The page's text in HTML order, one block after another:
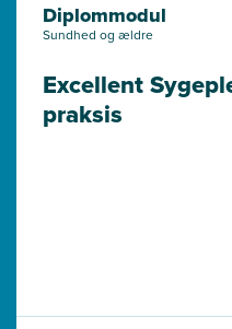
Diplommodul
Sundhed og ældre
Excellent
praksis